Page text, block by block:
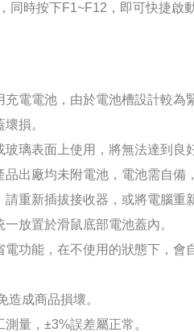
同時按下F1~F12，即可快捷啟
充電電池，由於電池槽設計較為
損。
玻璃表面上使用，將無法達到良
品出廠均未附電池，電池需自備
請重新插拔接收器，或將電腦重
放置於滑鼠底部電池蓋內。
電功能，在不使用的狀態下，會
造成商品損壞。
量，±3%誤差屬正常。